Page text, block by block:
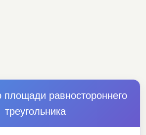
площади равностороннего
треугольника